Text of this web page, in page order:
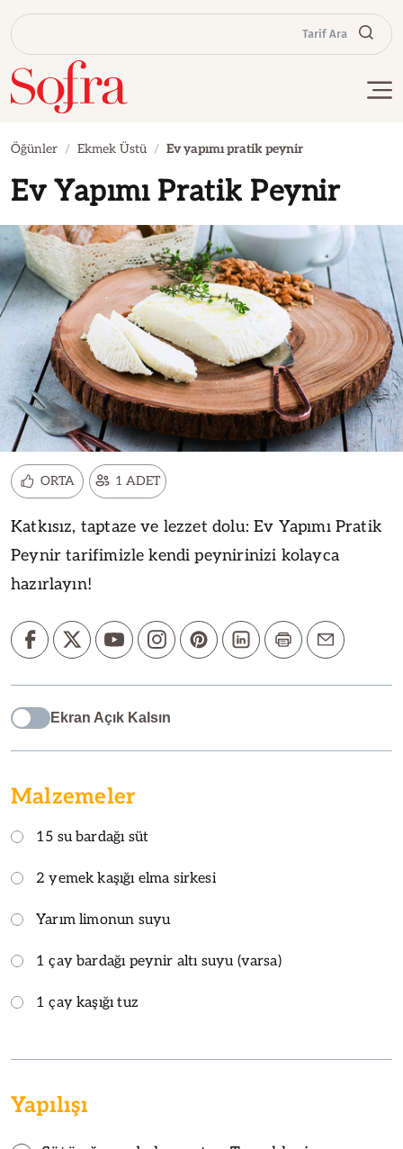
Tarif Ara
Öğünler Ekmek Üstü Ev yapımı pratik peynir
Ev Yapımı Pratik Peynir
ORTA 1 ADET
Katkısız, taptaze ve lezzet dolu: Ev Yapımı Pratik
Peynir tarifimizle kendi peynirinizi kolayca
hazırlayın!
Ekran Açık Kalsın
Malzemeler
15 su bardağı süt
2 yemek kaşığı elma sirkesi
Yarım limonun suyu
1 çay bardağı peynir altı suyu (varsa)
1 çay kaşığı tuz
Yapılışı